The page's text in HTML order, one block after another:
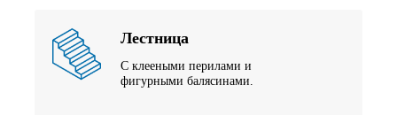
Лестница
С клееными перилами и
фигурными балясинами.